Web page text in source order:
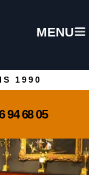
MENU
1990
94 68 05